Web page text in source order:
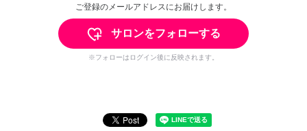
ご登録のメールアドレスにお届けします。
サロンをフォローする
※フォローはログイン後に反映されます。